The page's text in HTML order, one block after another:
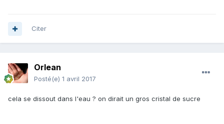
Citer
Orlean
Posté(e) 1 avril 2017
cela se dissout dans l'eau ? on dirait un gros cristal de sucre